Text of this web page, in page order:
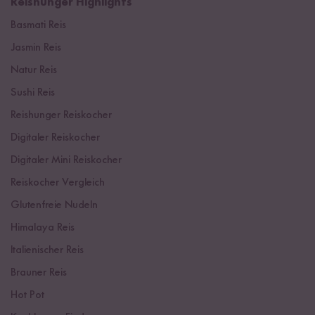
Reishunger Highlights
Basmati Reis
Jasmin Reis
Natur Reis
Sushi Reis
Reishunger Reiskocher
Digitaler Reiskocher
Digitaler Mini Reiskocher
Reiskocher Vergleich
Glutenfreie Nudeln
Himalaya Reis
Italienischer Reis
Brauner Reis
Hot Pot